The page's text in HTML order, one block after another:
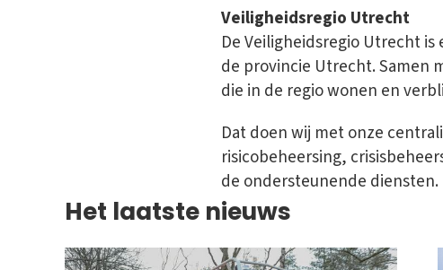
Veiligheidsregio Utrecht
De Veiligheidsregio Utrecht
de provincie Utrecht. Samen
die in de regio wonen en
Dat doen wij met onze
risicobeheersing,
de ondersteunende diensten.
Het laatste nieuws